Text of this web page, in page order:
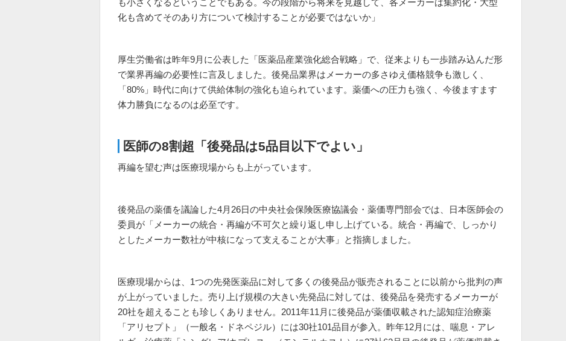
も小さくなるということでもある。今の段階から将来を見越して、各メーカーは集約化・大型
化も含めてそのあり方について検討することが必要ではないか」
厚生労働省は昨年9月に公表した「医薬品産業強化総合戦略」で、従来よりも一歩踏み込んだ形
で業界再編の必要性に言及しました。後発品業界はメーカーの多さゆえ価格競争も激しく、
「80%」時代に向けて供給体制の強化も迫られています。薬価への圧力も強く、今後ますます
体力勝負になるのは必至です。
医師の8割超「後発品は5品目以下でよい」
再編を望む声は医療現場からも上がっています。
後発品の薬価を議論した4月26日の中央社会保険医療協議会・薬価専門部会では、日本医師会の
委員が「メーカーの統合・再編が不可欠と繰り返し申し上げている。統合・再編で、しっかり
としたメーカー数社が中核になって支えることが大事」と指摘しました。
医療現場からは、1つの先発医薬品に対して多くの後発品が販売されることに以前から批判の声
が上がっていました。売り上げ規模の大きい先発品に対しては、後発品を発売するメーカーが
20社を超えることも珍しくありません。2011年11月に後発品が薬価収載された認知症治療薬
「アリセプト」（一般名・ドネペジル）には30社101品目が参入。昨年12月には、喘息・アレ